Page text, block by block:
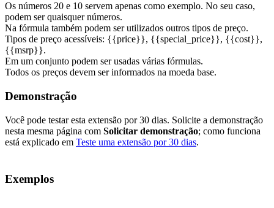
Os números 20 e 10 servem apenas como exemplo. No seu caso,
podem ser quaisquer números.
Na fórmula também podem ser utilizados outros tipos de preço.
Tipos de preço acessíveis: {{price}}, {{special_price}}, {{cost}},
{{msrp}}.
Em um conjunto podem ser usadas várias fórmulas.
Todos os preços devem ser informados na moeda base.
Demonstração
Você pode testar esta extensão por 30 dias. Solicite a demonstração
nesta mesma página com Solicitar demonstração; como funciona
está explicado em Teste uma extensão por 30 dias.
Exemplos